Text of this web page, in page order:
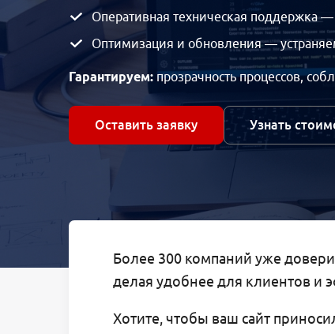
Оперативная техническая поддержка
Оптимизация и обновления —
Гарантируем: прозрачность процессов,
Оставить заявку Узнать
Более 300 компаний уже
делая удобнее для клиентов и
Хотите, чтобы ваш сайт